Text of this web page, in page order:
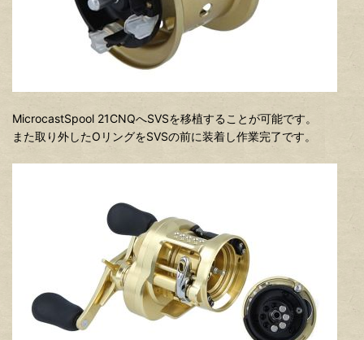
MicrocastSpool 21CNQへSVSを移植することが可能です。
また取り外したOリングをSVSの前に装着し作業完了です。